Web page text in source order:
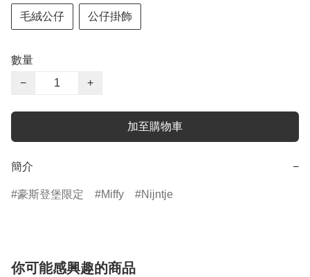
毛絨公仔 公仔掛飾
數量
−
+
加至購物車
簡介 −
豪斯登堡限定 Miffy Nijntje
你可能感興趣的商品